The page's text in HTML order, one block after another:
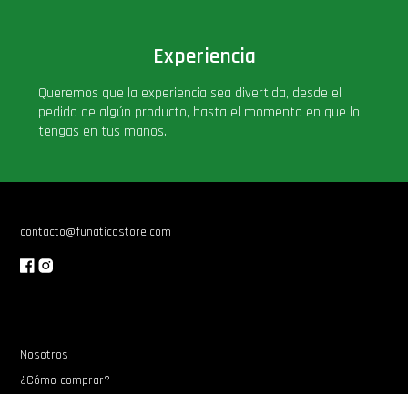
Experiencia
Queremos que la experiencia sea divertida, desde el
pedido de algún producto, hasta el momento en que lo
tengas en tus manos.
contacto@funaticostore.com
Nosotros
¿Cómo comprar?